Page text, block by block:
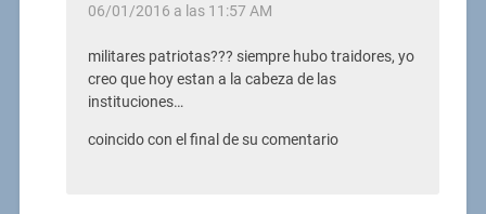
06/01/2016 a las 11:57 AM
militares patriotas??? siempre hubo traidores, yo
creo que hoy estan a la cabeza de las
instituciones…
coincido con el final de su comentario